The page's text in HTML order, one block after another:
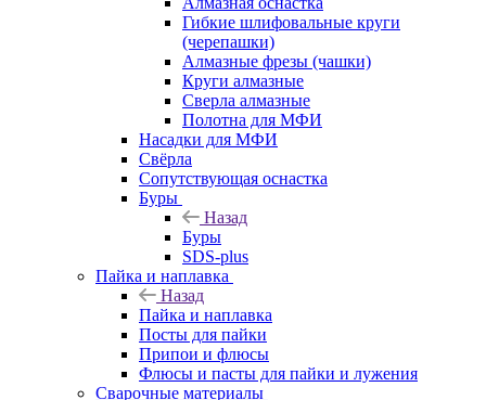
Гибкие шлифовальные круги
(черепашки)
Алмазные фрезы (чашки)
Круги алмазные
Сверла алмазные
Полотна для МФИ
Насадки для МФИ
Свёрла
Сопутствующая оснастка
Буры
Назад
Буры
SDS-plus
Пайка и наплавка
Назад
Пайка и наплавка
Посты для пайки
Припои и флюсы
Флюсы и пасты для пайки и лужения
Сварочные материалы